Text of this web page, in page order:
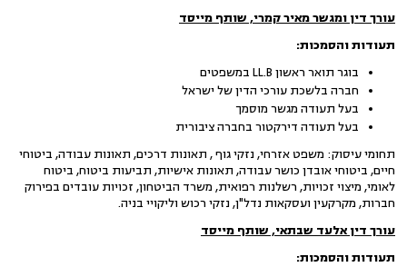
עורך דין ומגשר מאיר קמרי, שותף מייסד
תעודות והסמכות:
בוגר תואר ראשון LL.B במשפטים
חברה בלשכת עורכי הדין של ישראל
בעל תעודה מגשר מוסמך
בעל תעודה דירקטור בחברה ציבורית
תחומי עיסוק: משפט אזרחי, נזקי גוף , תאונות דרכים, תאונות עבודה, ביטוחי
חיים, ביטוחי אובדן כושר עבודה, תאונות אישיות, תביעות ביטוח, ביטוח
לאומי, מיצוי זכויות, רשלנות רפואית, משרד הביטחון, זכויות עובדים בפירוק
חברות, מקרקעין ועסקאות נדל"ן, נזקי רכוש וליקויי בניה.
עורך דין אלעד שבתאי, שותף מייסד
תעודות והסמכות: